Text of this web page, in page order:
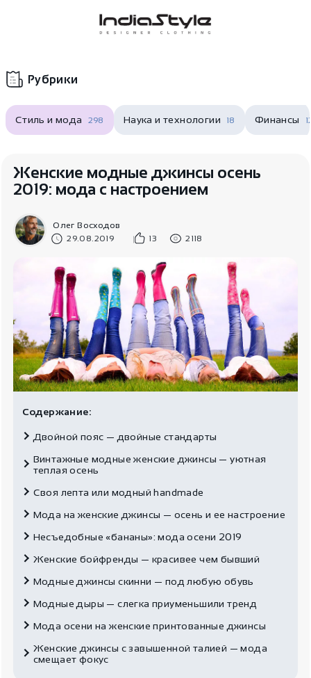
Корзина
В корзиненеттоваров
Рубрики
Стиль и мода 298 Наука и технологии 18 Финансы
Женские модные джинсы осень
2019: мода с настроением
Олег Восходов
29.08.2019
13 2118
Содержание:
Двойной пояс — двойные стандарты
Винтажные модные женские джинсы — уютная
теплая осень
Своя лепта или модный handmade
Мода на женские джинсы — осень и ее настроение
Несъедобные «бананы»: мода осени 2019
Женские бойфренды — красивее чем бывший
Модные джинсы скинни — под любую обувь
Модные дыры — слегка приуменьшили тренд
Мода осени на женские принтованные джинсы
Женские джинсы с завышенной талией — мода
смещает фокус